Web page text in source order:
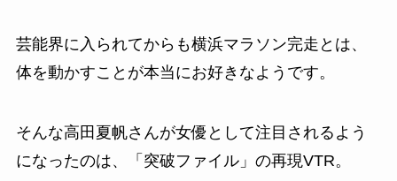
芸能界に入られてからも横浜マラソン完走とは、
体を動かすことが本当にお好きなようです。
そんな高田夏帆さんが女優として注目されるよう
になったのは、「突破ファイル」の再現VTR。